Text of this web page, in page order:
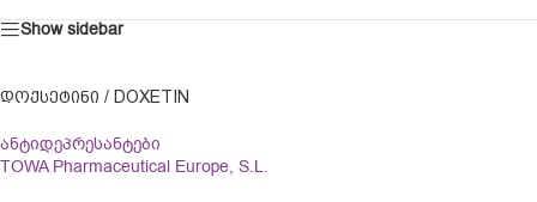
Show sidebar
ᲓᲝᲥᲡᲔᲢᲘᲜᲘ / DOXETIN
ანტიდეპრესანტები
TOWA Pharmaceutical Europe, S.L.